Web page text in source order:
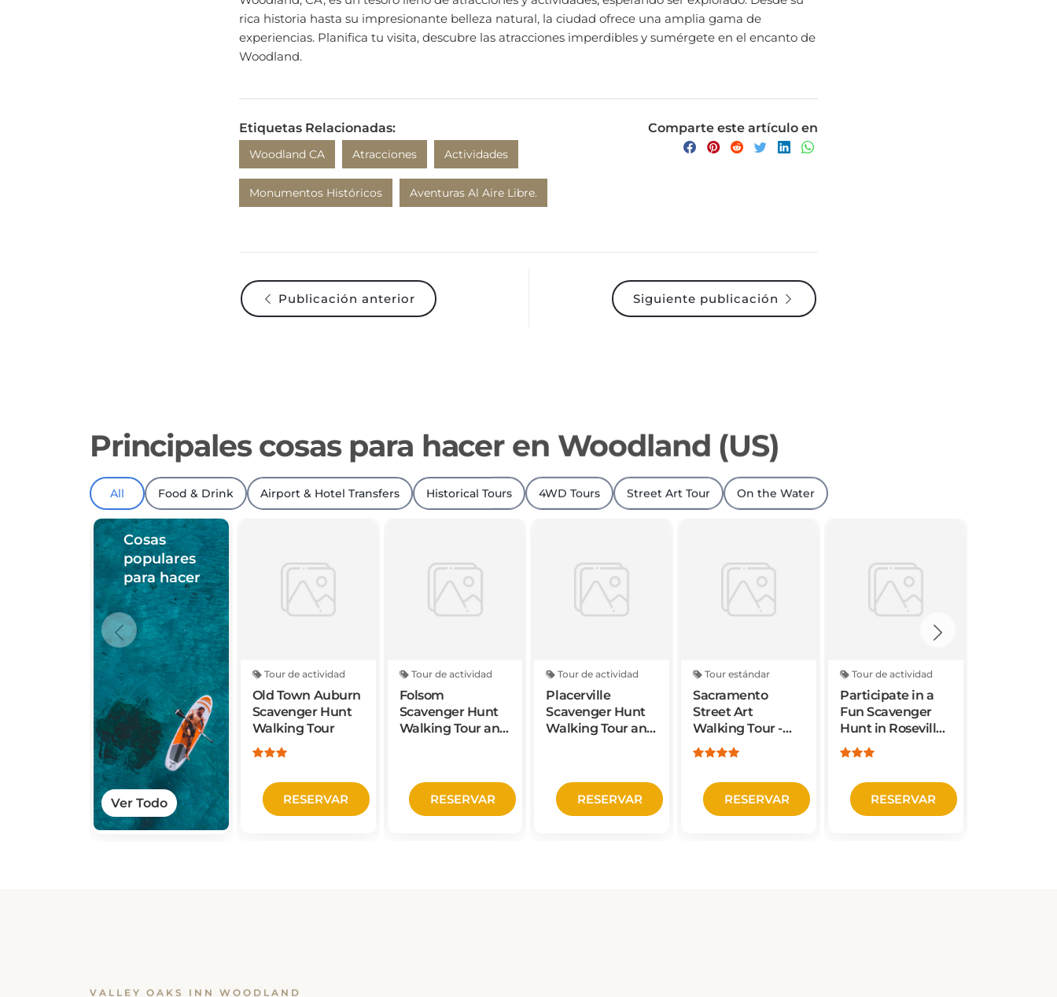
rica historia hasta su impresionante belleza natural, la ciudad ofrece una amplia gama de
experiencias. Planifica tu visita, descubre las atracciones imperdibles y sumérgete en el encanto de
Woodland.
Etiquetas Relacionadas:
Woodland CA Atracciones Actividades
Comparte este artículo en
Siguiente publicación
Publicación anterior
Principales cosas para hacer en Woodland (US)
All Food & Drink Airport & Hotel Transfers Historical Tours 4WD Tours Street Art Tour On the Water
Cosas
populares
para hacer
Ver Todo
Old Town Auburn
Scavenger Hunt
Walking Tour
RESERVAR
Folsom
Scavenger Hunt
Walking Tour and
Game
RESERVAR
Placerville
Scavenger Hunt
Walking Tour and
Game
RESERVAR
Sacramento
Street Art
Walking Tour -
See the Murals
Sacramento is
RESERVAR
Participate in a
Fun Scavenger
Hunt in Roseville
by Operation City
Quest
RESERVAR